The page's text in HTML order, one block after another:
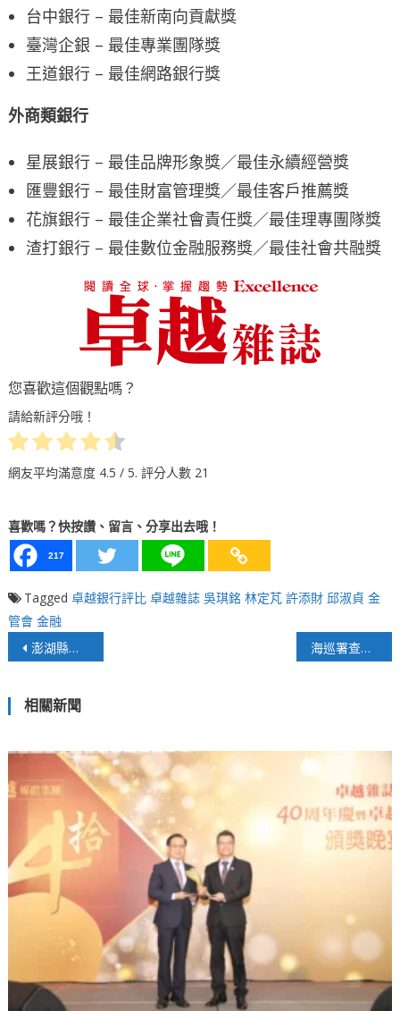
台中銀行 – 最佳新南向貢獻獎
臺灣企銀 – 最佳專業團隊獎
王道銀行 – 最佳網路銀行獎
外商類銀行
星展銀行 – 最佳品牌形象獎／最佳永續經營獎
匯豐銀行 – 最佳財富管理獎／最佳客戶推薦獎
花旗銀行 – 最佳企業社會責任獎／最佳理專團隊獎
渣打銀行 – 最佳數位金融服務獎／最佳社會共融獎
您喜歡這個觀點嗎？
請給新評分哦！
網友平均滿意度 4.5 / 5. 評分人數 21
喜歡嗎？快按讚、留言、分享出去哦！
217
Tagged 卓越銀行評比 卓越雜誌 吳琪銘 林定芃 許添財 邱淑貞 金
管會 金融
文
導
覽
澎湖縣離島「斷水斷電」惹民怨 海巡署查獲154隻走私貓，已全部安樂死！人類犯的錯，憑什麼賠上走私貓的性命？
相關新聞